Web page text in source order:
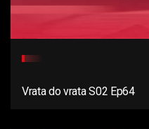
Vrata do vrata S02 Ep64